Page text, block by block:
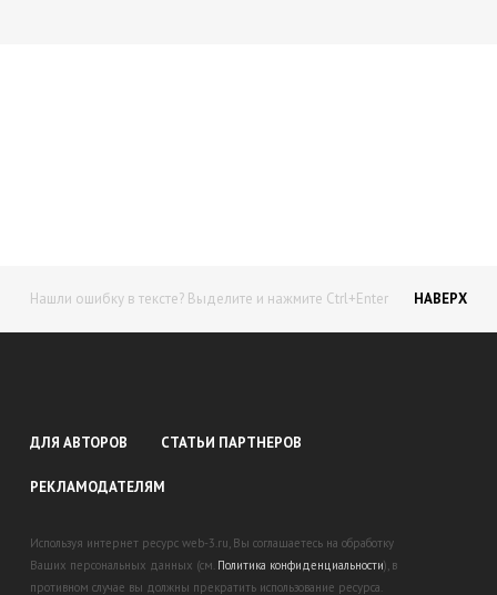
Нашли ошибку в тексте? Выделите и нажмите Ctrl+Enter НАВЕРХ
ДЛЯ АВТОРОВ СТАТЬИ ПАРТНЕРОВ
РЕКЛАМОДАТЕЛЯМ
Используя интернет ресурс web-3.ru, Вы соглашаетесь на обработку
Ваших персональных данных (см. Политика конфиденциальности), в
противном случае вы должны прекратить использование ресурса.